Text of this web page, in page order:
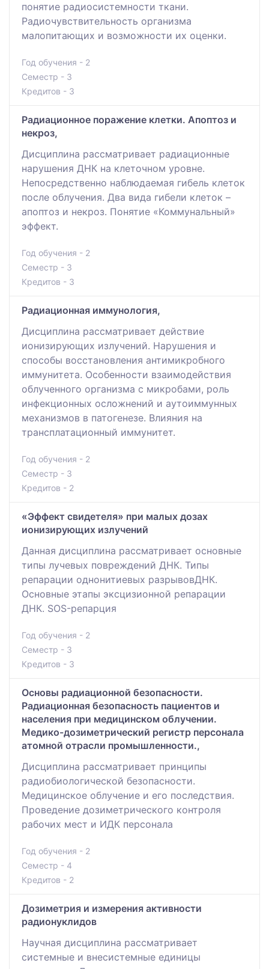
понятие радиосистемности ткани.
Радиочувствительность организма
малопитающих и возможности их оценки.
Год обучения - 2
Семестр - 3
Кредитов - 3
Радиационное поражение клетки. Апоптоз и
некроз,
Дисциплина рассматривает радиационные
нарушения ДНК на клеточном уровне.
Непосредственно наблюдаемая гибель клеток
после облучения. Два вида гибели клеток –
апоптоз и некроз. Понятие «Коммунальный»
эффект.
Год обучения - 2
Семестр - 3
Кредитов - 3
Радиационная иммунология,
Дисциплина рассматривает действие
ионизирующих излучений. Нарушения и
способы восстановления антимикробного
иммунитета. Особенности взаимодействия
облученного организма с микробами, роль
инфекционных осложнений и аутоиммунных
механизмов в патогенезе. Влияния на
трансплатационный иммунитет.
Год обучения - 2
Семестр - 3
Кредитов - 2
«Эффект свидетеля» при малых дозах
ионизирующих излучений
Данная дисциплина рассматривает основные
типы лучевых повреждений ДНК. Типы
репарации однонитиевых разрывовДНК.
Основные этапы эксцизионной репарации
ДНК. SOS-репарция
Год обучения - 2
Семестр - 3
Кредитов - 3
Основы радиационной безопасности.
Радиационная безопасность пациентов и
населения при медицинском облучении.
Медико-дозиметрический регистр персонала
атомной отрасли промышленности.,
Дисциплина рассматривает принципы
радиобиологической безопасности.
Медицинское облучение и его последствия.
Проведение дозиметрического контроля
рабочих мест и ИДК персонала
Год обучения - 2
Семестр - 4
Кредитов - 2
Дозиметрия и измерения активности
радионуклидов
Научная дисциплина рассматривает
системные и внесистемные единицы